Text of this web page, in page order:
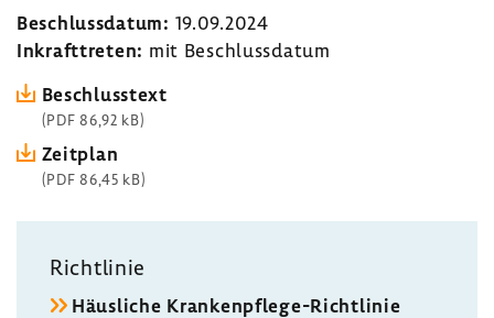
Beschluss­datum: 19.09.2024
Inkraft­treten: mit Beschluss­datum
Beschluss­text
(PDF 86,92 kB)
Zeit­plan
(PDF 86,45 kB)
Richt­linie
Häus­liche Krankenpflege-​Richtlinie